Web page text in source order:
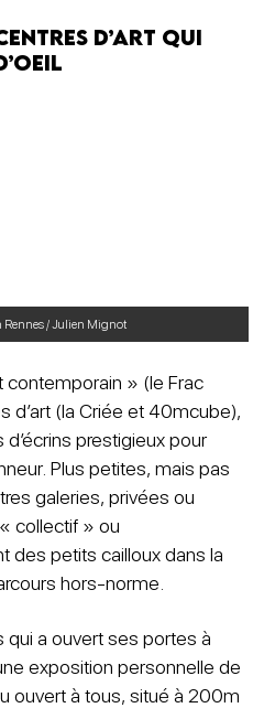
d’art qui
/ Julien Mignot
contemporain » (le Frac
d’art (la Criée et 40mcube),
prestigieux pour
Plus petites, mais pas
galeries, privées ou
collectif » ou
des petits cailloux dans la
hors-norme.
qui a ouvert ses portes à
exposition personnelle de
ouvert à tous, situé à 200m